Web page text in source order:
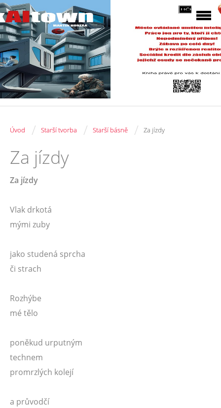
Úvod / Starší tvorba / Starší básně / Za jízdy
Za jízdy
Za jízdy
Vlak drkotá
mými zuby
jako studená sprcha
či strach
Rozhýbe
mé tělo
poněkud urputným
technem
promrzlých kolejí
a průvodčí